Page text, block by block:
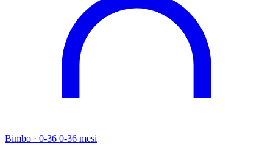
Bimbo · 0-36 0-36 mesi